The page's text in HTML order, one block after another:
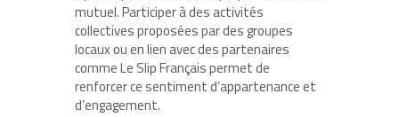
mutuel. Participer à des activités
collectives proposées par des groupes
locaux ou en lien avec des partenaires
comme Le Slip Français permet de
renforcer ce sentiment d’appartenance et
d’engagement.